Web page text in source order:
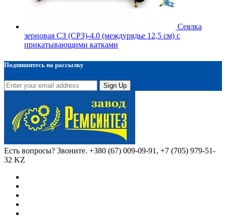
Сеялка
зерновая СЗ (СРЗ)-4.0 (междурядье 12,5 см) с
прикатывающими катками
Подпишитесь на рассылку
Sign Up
Есть вопросы? Звоните. +380 (67) 009-09-91, +7 (705) 979-51-
32 KZ